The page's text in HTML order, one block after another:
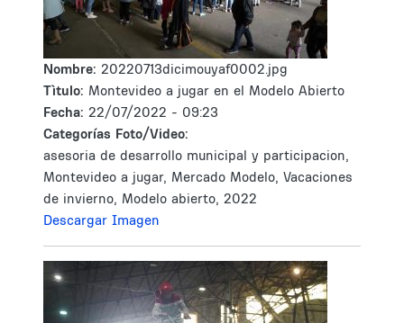
Nombre: 20220713dicimouyaf0002.jpg
Tìtulo: Montevideo a jugar en el Modelo Abierto
Fecha: 22/07/2022 - 09:23
Categorías Foto/Video:
asesoria de desarrollo municipal y participacion,
Montevideo a jugar, Mercado Modelo, Vacaciones
de invierno, Modelo abierto, 2022
Descargar Imagen